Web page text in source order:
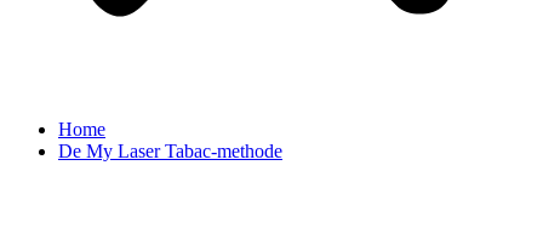
Home
De My Laser Tabac-methode